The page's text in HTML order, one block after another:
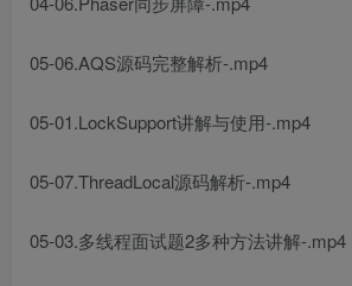
05-06.AQS源码完整解析-.mp4
05-01.LockSupport讲解与使用-.mp4
05-07.ThreadLocal源码解析-.mp4
05-03.多线程面试题2多种方法讲解-.mp4